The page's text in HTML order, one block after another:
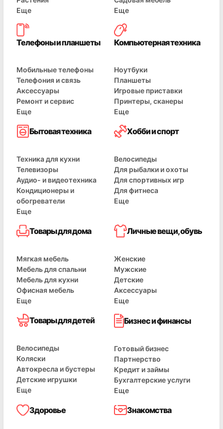
Еще
Еще
Телефоны и планшеты
Мобильные телефоны
Телефония и связь
Аксессуары
Ремонт и сервис
Еще
Компьютерная техника
Ноутбуки
Планшеты
Игровые приставки
Принтеры, сканеры
Еще
Бытовая техника
Техника для кухни
Телевизоры
Аудио- и видеотехника
Кондиционеры и
обогреватели
Еще
Хобби и спорт
Велосипеды
Для рыбалки и охоты
Для спортивных игр
Для фитнеса
Еще
Товары для дома
Мягкая мебель
Мебель для спальни
Мебель для кухни
Офисная мебель
Еще
Личные вещи, обувь
Женские
Мужские
Детские
Аксессуары
Еще
Товары для детей
Велосипеды
Коляски
Автокресла и бустеры
Детские игрушки
Еще
Бизнес и финансы
Готовый бизнес
Партнерство
Кредит и займы
Бухгалтерские услуги
Еще
Здоровье Знакомства